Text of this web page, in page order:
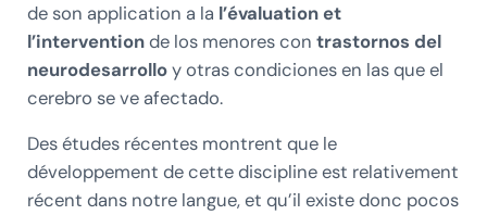
de son application a la l’évaluation et
l’interventionde los menores con trastornos del
neurodesarrolloy otras condiciones en las que el
cerebro se ve afectado.
Des études récentes montrent que le
développement de cette discipline est relativement
récent dans notre langue, et qu’il existe donc pocos